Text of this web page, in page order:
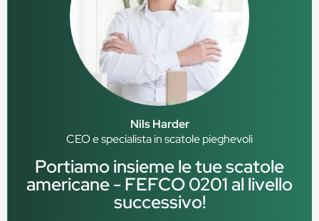
Nils Harder
CEO e specialista in scatole pieghevoli
Portiamo insieme le tue scatole
americane - FEFCO 0201 al livello
successivo!